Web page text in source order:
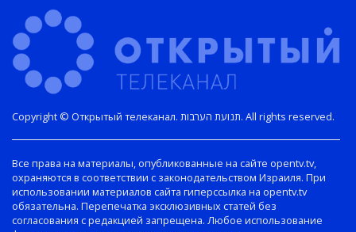
Copyright © Открытый телеканал. תנועת הערבות. All rights reserved.
Все права на материалы, опубликованные на сайте opentv.tv,
охраняются в соответствии с законодательством Израиля. При
использовании материалов сайта гиперссылка на opentv.tv
обязательна. Перепечатка эксклюзивных статей без
согласования с редакцией запрещена. Любое использование